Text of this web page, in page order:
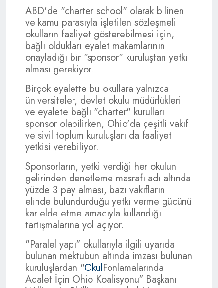
ABD'de "charter school" olarak bilinen
ve kamu parasıyla işletilen sözleşmeli
okulların faaliyet gösterebilmesi için,
bağlı oldukları eyalet makamlarının
onayladığı bir "sponsor" kuruluştan yetki
alması gerekiyor.
Birçok eyalette bu okullara yalnızca
üniversiteler, devlet okulu müdürlükleri
ve eyalete bağlı "charter" kurulları
sponsor olabilirken, Ohio'da çeşitli vakıf
ve sivil toplum kuruluşları da faaliyet
yetkisi verebiliyor.
Sponsorların, yetki verdiği her okulun
gelirinden denetleme masrafı adı altında
yüzde 3 pay alması, bazı vakıfların
elinde bulundurduğu yetki verme gücünü
kar elde etme amacıyla kullandığı
tartışmalarına yol açıyor.
"Paralel yapı" okullarıyla ilgili uyarıda
bulunan mektubun altında imzası bulunan
kuruluşlardan "OkulFonlamalarında
Adalet İçin Ohio Koalisyonu" Başkanı